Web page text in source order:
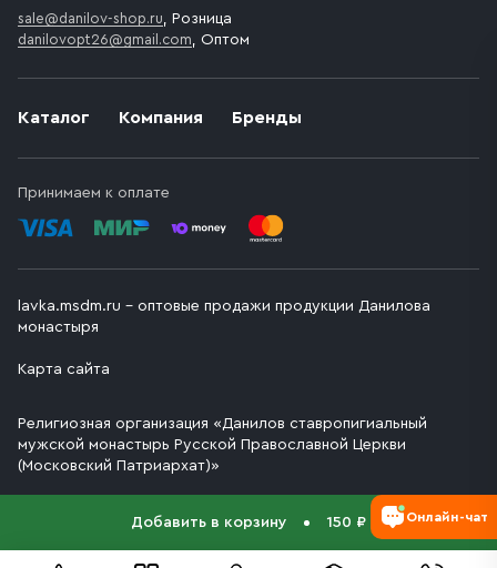
Добавить в корзину 150 ₽
Каталог Компания Бренды
Принимаем к оплате
sale@danilov-shop.ru, Розница
danilovopt26@gmail.com, Оптом
lavka.msdm.ru – оптовые продажи продукции Данилова
монастыря
Карта сайта
Религиозная организация «Данилов ставропигиальный
мужской монастырь Русской Православной Церкви
(Московский Патриархат)»
Онлайн-чат